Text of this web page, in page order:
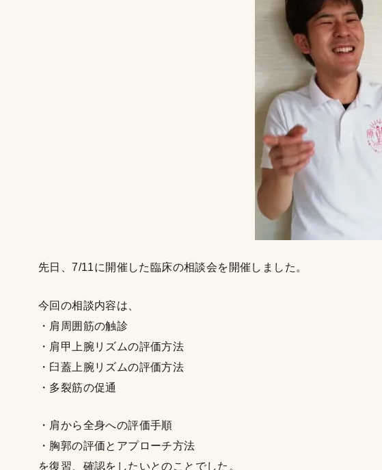
先日、7/11に開催した臨床の相談会を開催しました。
今回の相談内容は、
・肩周囲筋の触診
・肩甲上腕リズムの評価方法
・臼蓋上腕リズムの評価方法
・多裂筋の促通
・肩から全身への評価手順
・胸郭の評価とアプローチ方法
を復習、確認をしたいとのことでした。